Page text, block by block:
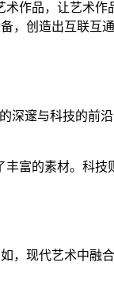
作品，让艺术
，创造出互联互
深邃与科技的前
富的素材。科
，现代艺术中融